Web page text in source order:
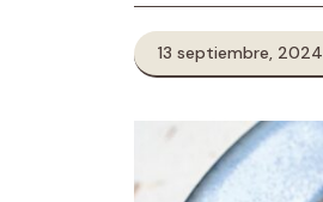
13 septiembre, 2024